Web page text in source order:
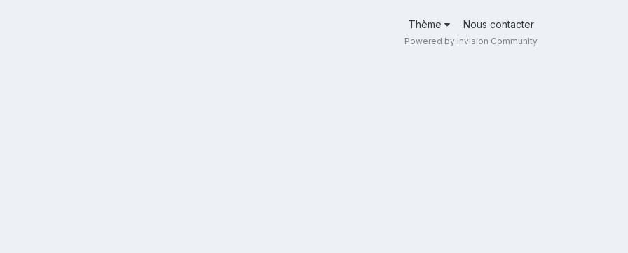
Thème Nous contacter
Powered by Invision Community